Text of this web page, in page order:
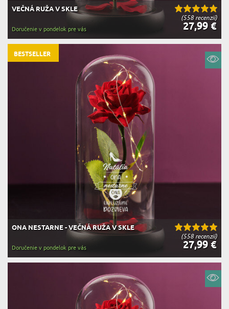
(558 recenzií)
VEČNÁ RUŽA V SKLE
27,99 €
Doručenie v pondelok pre vás
(558 recenzií)
ONA NESTARNE - VEČNÁ RUŽA V SKLE
27,99 €
Doručenie v pondelok pre vás
BESTSELLER